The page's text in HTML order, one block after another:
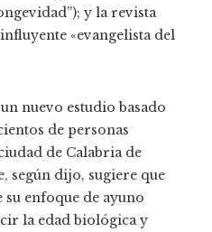
y la revista
«evangelista del
nuevo estudio basado
de personas
de Calabria de
según dijo, sugiere que
enfoque de ayuno
la edad biológica y